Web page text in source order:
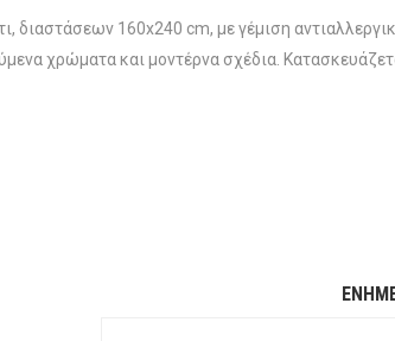
διαστάσεων 160x240 cm, με γέμιση
χρώματα και μοντέρνα σχέδια.